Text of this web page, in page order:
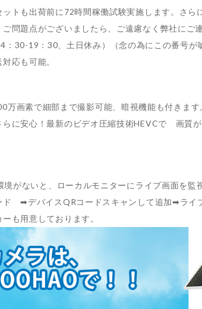
トも出荷前に72時間稼働試験実施します。さら
問題点がございましたら、ご遠慮なく弊社に
30-19：30、土日休み）（念の為にこの番号が
応も可能。
画素で細部まで撮影可能、暗視機能も付きま
に安心！最新のビデオ圧縮技術HEVCで 画質
がないと、ローカルモニターにライブ画面を監
➡デバイスQRコードスキャンして追加➡ライ
も用意しております。